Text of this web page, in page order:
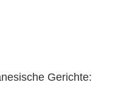
Gerichte: